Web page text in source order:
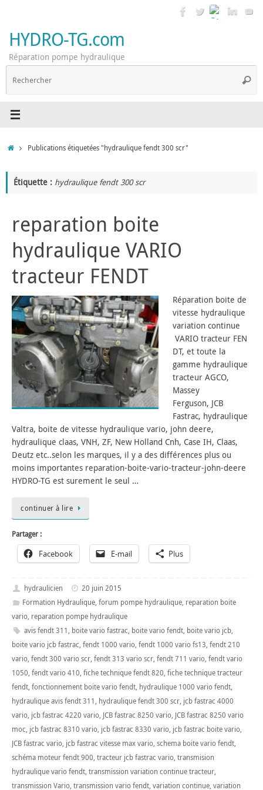
contenu
HYDRO-TG.com
Réparation pompe hydraulique
AccueilPublications étiquetées "hydraulique fendt 300 scr"
Étiquette : hydraulique fendt 300 scr
reparation boite
hydraulique VARIO
tracteur FENDT
Réparation boite de
vitesse hydraulique
variation continue
VARIO tracteur FEN
DT, et toute la
gamme hydraulique
tracteur AGCO,
Massey
Ferguson, JCB
Fastrac, hydraulique
Valtra, boite de vitesse hydraulique vario, john deere,
hydraulique claas, VNH, ZF, New Holland Cnh, Case IH, Claas,
Deutz etc..selon les marques, il y a des différences plus ou
moins importantes reparation-boite-vario-tracteur-john-deere
HYDRO-TG est surement le seul …
continuer à lire
Partager :
Facebook E-mail Plus
hydraulicien
20 juin 2015
Formation Hydraulique, forum pompe hydraulique, reparation boite
vario, reparation pompe hydraulique
avis fendt 311, boite vario fastrac, boite vario fendt, boite vario jcb,
boite vario jcb fastrac, fendt 1000 vario, fendt 1000 vario fs13, fendt 210
vario, fendt 300 vario scr, fendt 313 vario scr, fendt 711 vario, fendt vario
1050, fendt vario 410, fiche technique fendt 820, fiche technique tracteur
fendt, fonctionnement boite vario fendt, hydraulique 1000 vario fendt,
hydraulique avis fendt 311, hydraulique fendt 300 scr, jcb fastrac 4000
vario, jcb fastrac 4220 vario, JCB fastrac 8250 vario, JCB fastrac 8250 vario
moc, jcb fastrac 8310 vario, jcb fastrac 8330 vario, jcb fastrac boite vario,
JCB fastrac vario, jcb fastrac vitesse max vario, schema boite vario fendt,
schéma moteur fendt 900, tracteur jcb fastrac vario, transmision
hydraulique vario fendt, transmission variation continue tracteur,
transmission Vario, transmission vario fendt, variation continue, variation